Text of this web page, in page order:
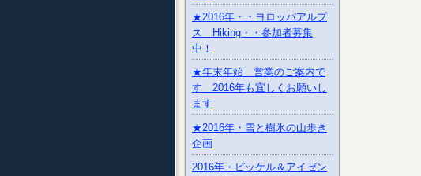
★2016年・・ヨロッパアルプ
ス Hiking・・参加者募集
中！
★年末年始 営業のご案内で
す 2016年も宜しくお願いし
ます
★2016年・雪と樹氷の山歩き
企画
2016年・ピッケル＆アイゼン